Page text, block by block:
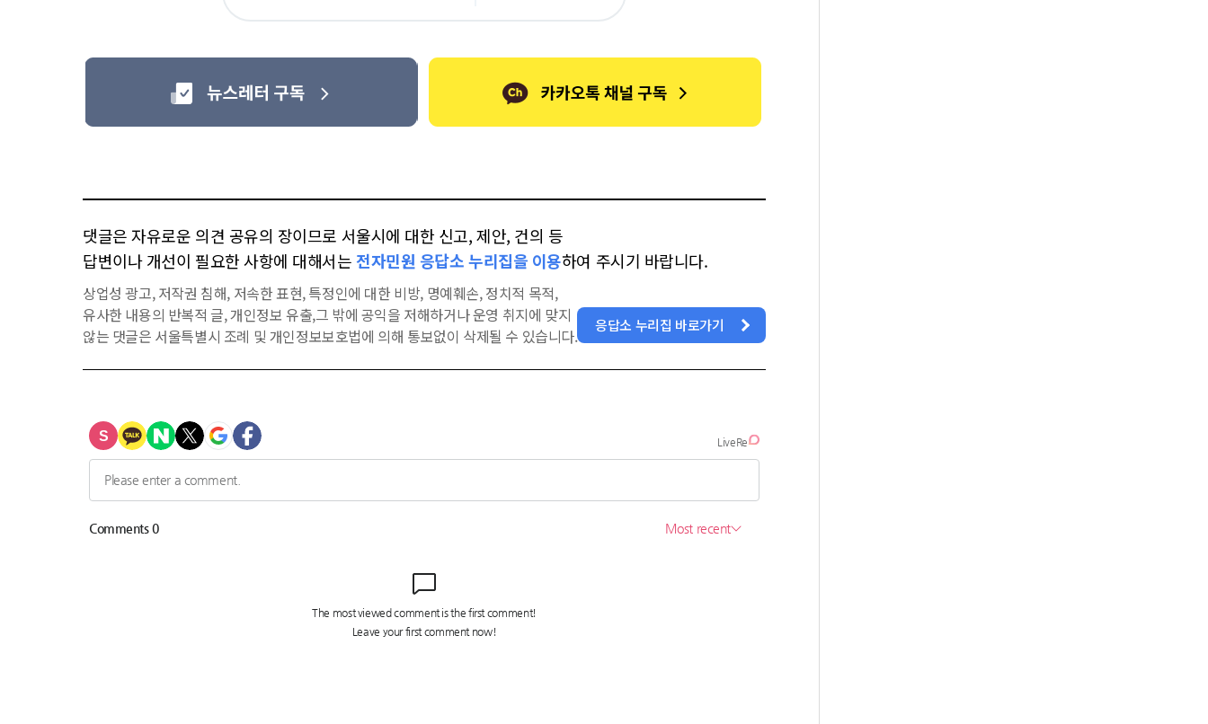
댓글은 자유로운 의견 공유의 장이므로 서울시에 대한 신고, 제안, 건의 등
답변이나 개선이 필요한 사항에 대해서는 전자민원 응답소 누리집을 이용하여 주시기 바랍니다.
상업성 광고, 저작권 침해, 저속한 표현, 특정인에 대한 비방, 명예훼손, 정치적 목적,
유사한 내용의 반복적 글, 개인정보 유출,그 밖에 공익을 저해하거나 운영 취지에 맞지
않는 댓글은 서울특별시 조례 및 개인정보보호법에 의해 통보없이 삭제될 수 있습니다.
응답소 누리집 바로가기